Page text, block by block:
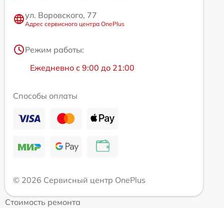
ул. Воровского, 77
Адрес сервисного центра OnePlus
Режим работы:
Ежедневно с 9:00 до 21:00
Способы оплаты
© 2026 Сервисный центр OnePlus
Стоимость ремонта